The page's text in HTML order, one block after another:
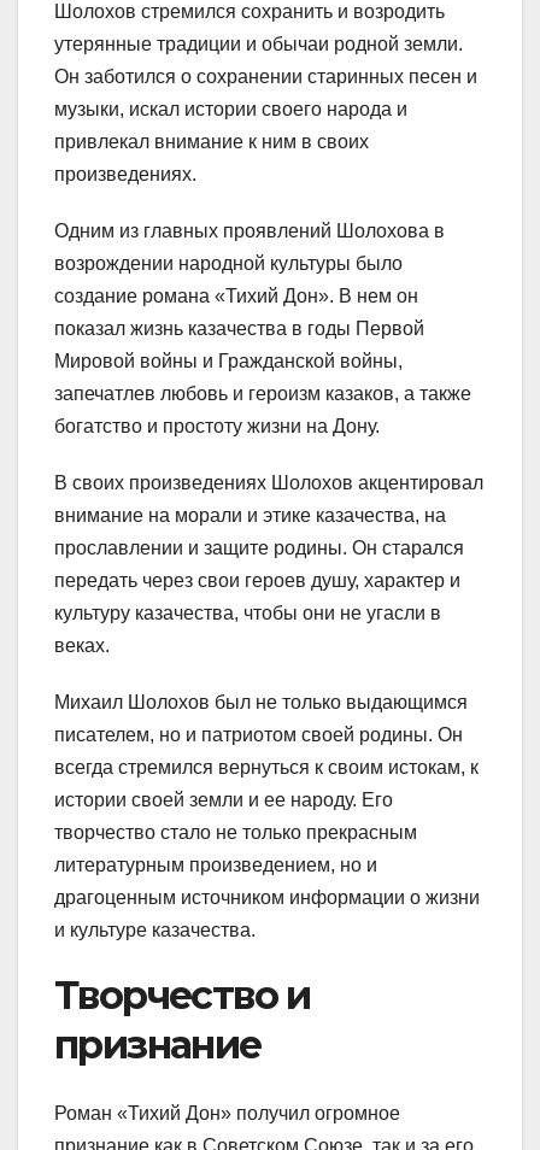
Шолохов стремился сохранить и возродить
утерянные традиции и обычаи родной земли.
Он заботился о сохранении старинных песен и
музыки, искал истории своего народа и
привлекал внимание к ним в своих
произведениях.
Одним из главных проявлений Шолохова в
возрождении народной культуры было
создание романа «Тихий Дон». В нем он
показал жизнь казачества в годы Первой
Мировой войны и Гражданской войны,
запечатлев любовь и героизм казаков, а также
богатство и простоту жизни на Дону.
В своих произведениях Шолохов акцентировал
внимание на морали и этике казачества, на
прославлении и защите родины. Он старался
передать через свои героев душу, характер и
культуру казачества, чтобы они не угасли в
веках.
Михаил Шолохов был не только выдающимся
писателем, но и патриотом своей родины. Он
всегда стремился вернуться к своим истокам, к
истории своей земли и ее народу. Его
творчество стало не только прекрасным
литературным произведением, но и
драгоценным источником информации о жизни
и культуре казачества.
Творчество и
признание
Роман «Тихий Дон» получил огромное
признание как в Советском Союзе, так и за его